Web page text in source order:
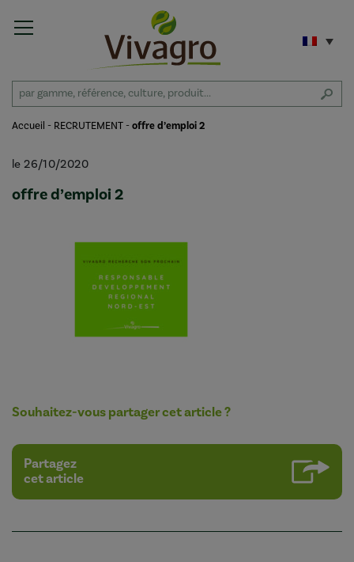
Accueil - RECRUTEMENT -offre d’emploi 2
le 26/10/2020
offre d’emploi 2
Souhaitez-vous partager cet article ?
Partagez
cet article